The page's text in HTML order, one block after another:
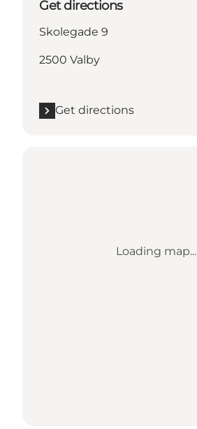
Get directions
Skolegade 9
2500 Valby
Get directions
Loading map...